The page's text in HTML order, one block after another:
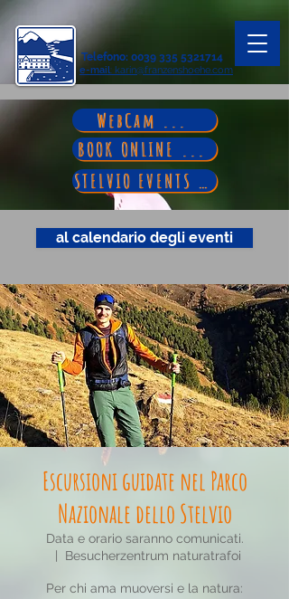
Telefono: 0039 335 5321714
e-mail: karin@franzenshoehe.com
WebCam ...
BOOK ONLINE ...
STELVIO EVENTS ...
al calendario degli eventi
Escursioni guidate nel Parco
Nazionale dello Stelvio
Data e orario saranno comunicati.
Besucherzentrum naturatrafoi
Per chi ama muoversi e la natura: